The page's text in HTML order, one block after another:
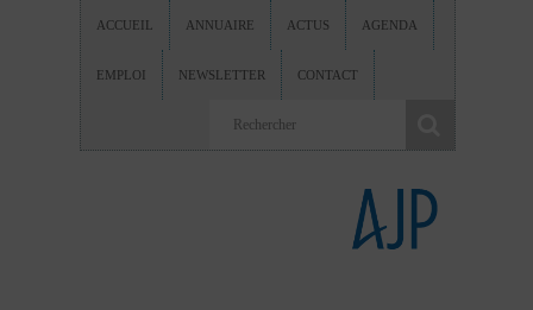
ACCUEIL ANNUAIRE ACTUS AGENDA
EMPLOI NEWSLETTER CONTACT